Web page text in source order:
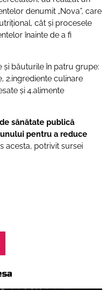
denumit „Nova”, care
cât și procesele
înainte de a fi
și băuturile în patru grupe:
, 2.ingrediente culinare
și 4.alimente
sănătate publică
pentru a reduce
acesta, potrivit sursei